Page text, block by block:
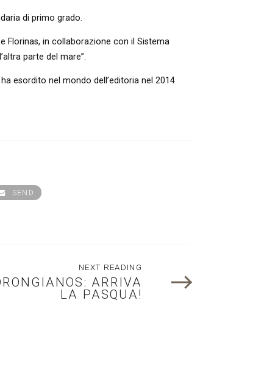
di primo grado.
Florinas, in collaborazione con il Sistema
parte del mare”.
esordito nel mondo dell’editoria nel 2014
SEND
NEXT READING
ARRIVA
LA PASQUA!